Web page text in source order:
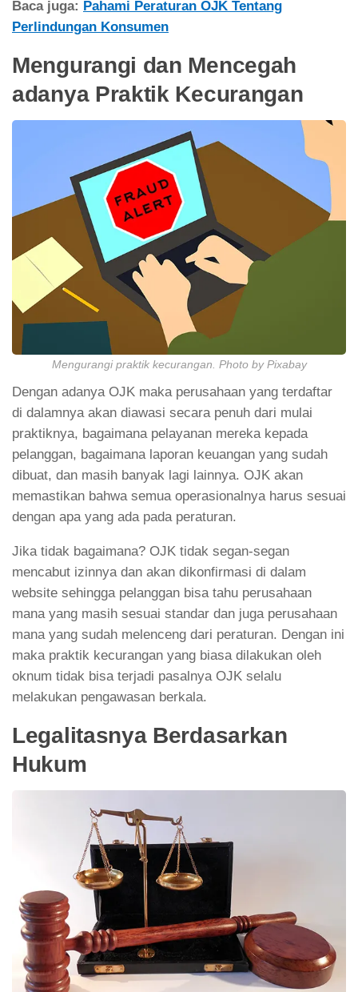
Baca juga: Pahami Peraturan OJK Tentang
Perlindungan Konsumen
Mengurangi dan Mencegah
adanya Praktik Kecurangan
Mengurangi praktik kecurangan. Photo by Pixabay
Dengan adanya OJK maka perusahaan yang terdaftar
di dalamnya akan diawasi secara penuh dari mulai
praktiknya, bagaimana pelayanan mereka kepada
pelanggan, bagaimana laporan keuangan yang sudah
dibuat, dan masih banyak lagi lainnya. OJK akan
memastikan bahwa semua operasionalnya harus sesuai
dengan apa yang ada pada peraturan.
Jika tidak bagaimana? OJK tidak segan-segan
mencabut izinnya dan akan dikonfirmasi di dalam
website sehingga pelanggan bisa tahu perusahaan
mana yang masih sesuai standar dan juga perusahaan
mana yang sudah melenceng dari peraturan. Dengan ini
maka praktik kecurangan yang biasa dilakukan oleh
oknum tidak bisa terjadi pasalnya OJK selalu
melakukan pengawasan berkala.
Legalitasnya Berdasarkan
Hukum